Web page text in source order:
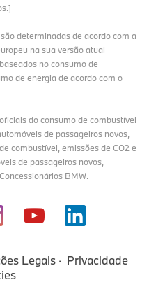
determinadas de acordo com a
na sua versão atual
no consumo de
de energia de acordo com o
do consumo de combustível
de passageiros novos,
combustível, emissões de CO2 e
de passageiros novos,
BMW.
Legais
Privacidade